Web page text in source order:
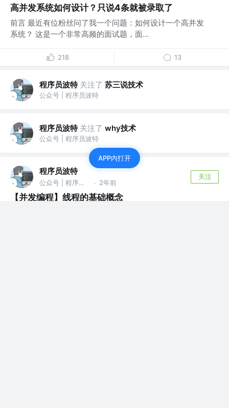
高并发系统如何设计？只说4条就被录取了
前言 最近有位粉丝问了我一个问题：如何设计一个高并发
系统？ 这是一个非常高频的面试题，面...
218 13
程序员波特 关注了 苏三说技术
公众号 | 程序员波特
程序员波特 关注了 why技术
公众号 | 程序员波特
程序员波特
公众号 | 程序员波特 · 2年前
关注
【并发编程】线程的基础概念
APP内打开